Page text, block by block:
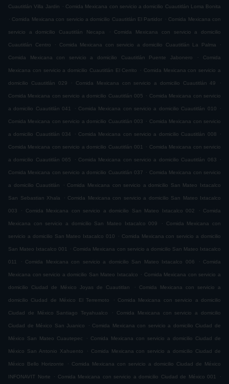
Cuautitlán Villa Jardin . Comida Mexicana con servicio a domicilio Cuautitlán Loma Bonita
. Comida Mexicana con servicio a domicilio Cuautitlán El Partidor . Comida Mexicana con
servicio a domicilio Cuautitlán Necapa . Comida Mexicana con servicio a domicilio
Cuautitlán Centro . Comida Mexicana con servicio a domicilio Cuautitlán La Palma .
Comida Mexicana con servicio a domicilio Cuautitlán Puente Jabonero . Comida
Mexicana con servicio a domicilio Cuautitlán El Cerrito . Comida Mexicana con servicio a
domicilio Cuautitlán 029 . Comida Mexicana con servicio a domicilio Cuautitlán 49 .
Comida Mexicana con servicio a domicilio Cuautitlán 005 . Comida Mexicana con servicio
a domicilio Cuautitlán 041 . Comida Mexicana con servicio a domicilio Cuautitlán 010 .
Comida Mexicana con servicio a domicilio Cuautitlán 003 . Comida Mexicana con servicio
a domicilio Cuautitlán 034 . Comida Mexicana con servicio a domicilio Cuautitlán 008 .
Comida Mexicana con servicio a domicilio Cuautitlán 001 . Comida Mexicana con servicio
a domicilio Cuautitlán 065 . Comida Mexicana con servicio a domicilio Cuautitlán 063 .
Comida Mexicana con servicio a domicilio Cuautitlán 037 . Comida Mexicana con servicio
a domicilio Cuautitlán . Comida Mexicana con servicio a domicilio San Mateo Ixtacalco
San Sebastian Xhala . Comida Mexicana con servicio a domicilio San Mateo Ixtacalco
003 . Comida Mexicana con servicio a domicilio San Mateo Ixtacalco 002 . Comida
Mexicana con servicio a domicilio San Mateo Ixtacalco 009 . Comida Mexicana con
servicio a domicilio San Mateo Ixtacalco 010 . Comida Mexicana con servicio a domicilio
San Mateo Ixtacalco 001 . Comida Mexicana con servicio a domicilio San Mateo Ixtacalco
011 . Comida Mexicana con servicio a domicilio San Mateo Ixtacalco 006 . Comida
Mexicana con servicio a domicilio San Mateo Ixtacalco . Comida Mexicana con servicio a
domicilio Ciudad de México Joyas de Cuautitlan . Comida Mexicana con servicio a
domicilio Ciudad de México El Terremoto . Comida Mexicana con servicio a domicilio
Ciudad de México Santiago Teyahualco . Comida Mexicana con servicio a domicilio
Ciudad de México San Juanico . Comida Mexicana con servicio a domicilio Ciudad de
México San Mateo Cuautepec . Comida Mexicana con servicio a domicilio Ciudad de
México San Antonio Xahuento . Comida Mexicana con servicio a domicilio Ciudad de
México Bello Horizonte . Comida Mexicana con servicio a domicilio Ciudad de México
INFONAVIT Norte . Comida Mexicana con servicio a domicilio Ciudad de México 001 .